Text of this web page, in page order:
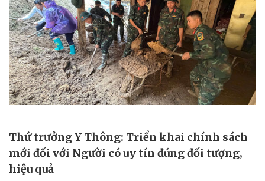
Thứ trưởng Y Thông: Triển khai chính sách
mới đối với Người có uy tín đúng đối tượng,
hiệu quả